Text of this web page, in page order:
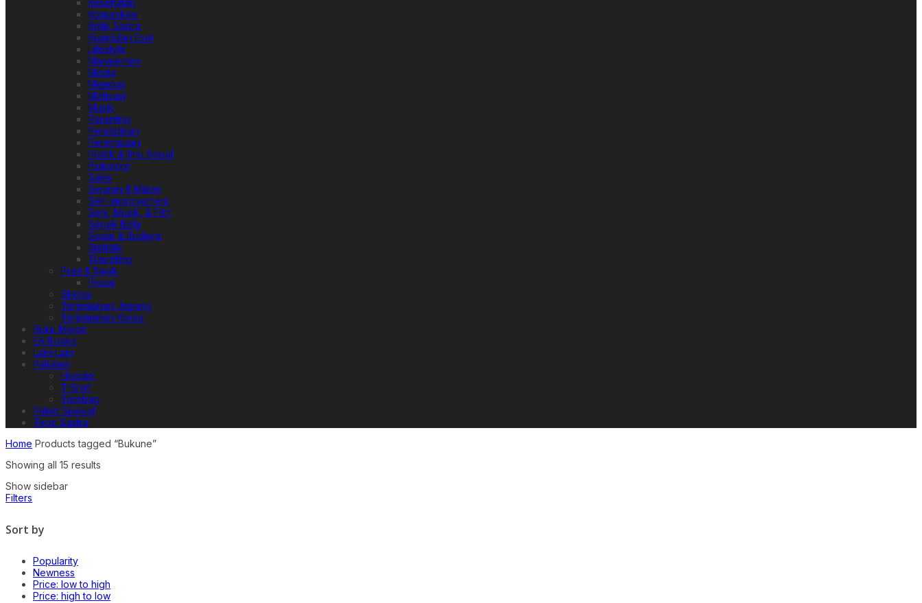
Kesehatan
Komunikasi
Kritik Sastra
Kumpulan Esai
Lifestyle
Manajemen
Media
Memoar
Motivasi
Musik
Parenting
Pendidikan
Perempuan
Politik & Ilmu Sosial
Psikologi
Sains
Sejarah & Militer
Self-improvement
Seni, Musik, & Film
Sepak Bola
Sosial & Budaya
Statistik
Travelling
Puisi & Sajak
Prosa
Sketsa
Terjemahan Jepang
Terjemahan Korea
Buku Mojok
EA Books
Lain-Lain
Pakaian
Hoodie
T-Shirt
Totebag
Paket Spesial
Teori Sastra
Home Products tagged “Bukune”
Showing all 15 results
Show sidebar
Filters
Sort by
Popularity
Newness
Price: low to high
Price: high to low